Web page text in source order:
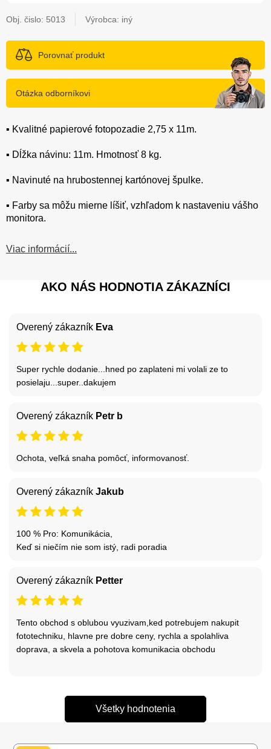
Obj. čislo: 5013 Výrobca: iný
Porovnať produkt
Otázka odborníkovi
▪️ Kvalitné papierové fotopozadie 2,75 x 11m.
▪️ Dĺžka návinu: 11m. Hmotnosť 8 kg.
▪️ Navinuté na hrubostennej kartónovej špulke.
▪️ Farby sa môžu mierne líšiť, vzhľadom k nastaveniu vášho
monitora.
Viac informácií...
AKO NÁS HODNOTIA ZÁKAZNÍCI
Overený zákazník Eva
Super rychle dodanie...hned po zaplateni mi volali ze to
posielaju...super..dakujem
Overený zákazník Petr b
Ochota, veľká snaha pomôcť, informovanosť.
Overený zákazník Jakub
100 % Pro: Komunikácia,
Keď si niečím nie som istý, radi poradia
Overený zákazník Petter
Tento obchod s oblubou vyuzivam,ked potrebujem nakupit
fototechniku, hlavne pre dobre ceny, rychla a spolahliva
doprava, a skvela a pohotova komunikacia obchodu
Všetky hodnotenia